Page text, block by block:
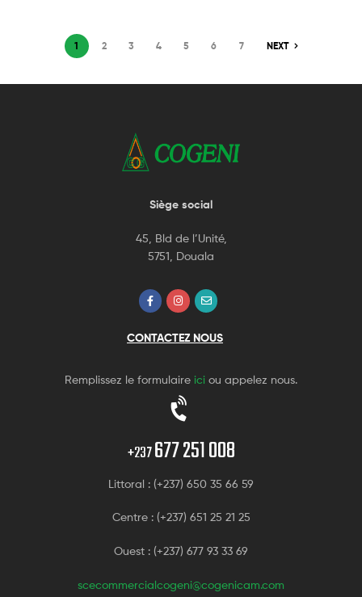
1 2 3 4 5 6 7 NEXT
Siège social
45, Bld de l’Unité,
5751, Douala
CONTACTEZ NOUS
Remplissez le formulaire ici ou appelez nous.
+237677 251 008
Littoral : (+237) 650 35 66 59
Centre : (+237) 651 25 21 25
Ouest : (+237) 677 93 33 69
scecommercialcogeni@cogenicam.com